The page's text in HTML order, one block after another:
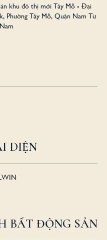
khu đô thị mới Tây Mỗ - Đại
Phường Tây Mỗ, Quận Nam Từ
DIỆN
BẤT ĐỘNG SẢN